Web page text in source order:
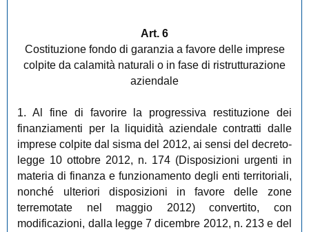
Art. 6
Costituzione fondo di garanzia a favore delle imprese
colpite da calamità naturali o in fase di ristrutturazione
aziendale
1. Al fine di favorire la progressiva restituzione dei
finanziamenti per la liquidità aziendale contratti dalle
imprese colpite dal sisma del 2012, ai sensi del decreto-
legge 10 ottobre 2012, n. 174 (Disposizioni urgenti in
materia di finanza e funzionamento degli enti territoriali,
nonché ulteriori disposizioni in favore delle zone
terremotate nel maggio 2012) convertito, con
modificazioni, dalla legge 7 dicembre 2012, n. 213 e del